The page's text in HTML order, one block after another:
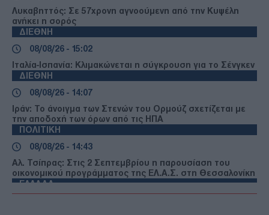
Λυκαβηττός: Σε 57χρονη αγνοούμενη από την Κυψέλη
ανήκει η σορός
ΔΙΕΘΝΗ
08/08/26 - 15:02
Ιταλία-Ισπανία: Κλιμακώνεται η σύγκρουση για το Σένγκεν
ΔΙΕΘΝΗ
08/08/26 - 14:07
Ιράν: Το άνοιγμα των Στενών του Ορμούζ σχετίζεται με
την αποδοχή των όρων από τις ΗΠΑ
ΠΟΛΙΤΙΚΗ
08/08/26 - 14:43
Αλ. Τσίπρας: Στις 2 Σεπτεμβρίου η παρουσίαση του
οικονομικού προγράμματος της ΕΛ.Α.Σ. στη Θεσσαλονίκη
ΕΛΛΑΔΑ